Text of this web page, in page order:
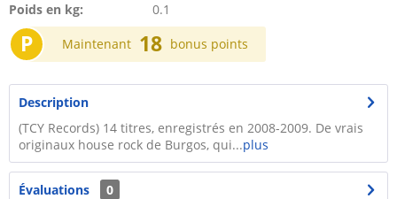
Poids en kg:
0.1
P Maintenant 18 bonus points
Description
(TCY Records) 14 titres, enregistrés en 2008-2009. De vrais
originaux house rock de Burgos, qui...plus
Évaluations
0